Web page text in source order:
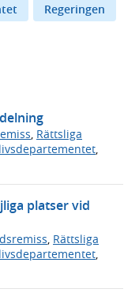
Regeringen
, Rättsliga
,
platser vid
, Rättsliga
,